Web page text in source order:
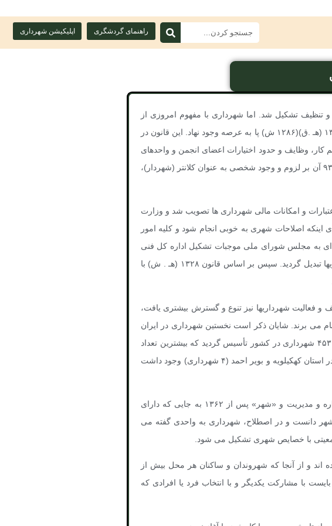
راهنمای گردشگری اپلیکیشن شهرداری
تنظیف تشکیل شد. اما شهرداری با مفهوم امروزی از
زمان تشکیل حکومت مشروطه (دوران قاجار) با تصویب قانون بلدیه مصوب ۲۰ ربیع الثانی ۱۳۲۵ (هـ .ق)(۱۲۸۶ ش) پا به عرصه وجود نهاد. این قانون در
کار، وظایف و حدود اختیارات اعضای انجمن و واحدهای
سازمانی تابعه، نحوه اعمال نظارت و مداخله حاکم را در امور بلدیه تعیین نموده بود و در ماده ۹۳ آن بر لزوم و وجود شخصی به عنوان کلانتر (شهردار)،
با افزایش اعتبارات و امکانات مالی شهرداری ها تصویب شد و وزارت
و در سال ۱۳۱۲ (هـ . ش) وزارت کشور برای اینکه اصلاحات شهری به خوبی انجام شود و کلیه امور
ای به مجلس شورای ملی موجبات تشکیل اداره کل فنی
را در وزارتخانه فراهم نمود و بعد از سال ۱۳۲۰ هـ . ش اداره مزبور به اداره کل امور شهرداریها تبدیل گردید. سپس بر اساس قانون ۱۳۲۸ (هـ . ش) با
و فعالیت شهرداریها نیز تنوع و گسترش بیشتری یافت،
می برند. شایان ذکر است نخستین شهرداری در ایران
در سال ۱۲۸۶ (هـ . ش) در تهران تأسیس گردیده و در مجموع تا پیش از انقلاب اسلامی تعداد ۴۵۳ شهرداری در کشور تأسیس گردید که بیشترین تعداد
شهرداری، در استانهای اصفهان و مازندران (هر کدام ۴۶ شهرداری) و کمترین تعداد شهرداری در استان کهکیلویه و بویر احمد (۴ شهرداری) وجود داشت
شهرداری از نظر لغوی از دو کلمه «شهر» و «داری» تشکیل گردیده که «داری» به معنی اداره و مدیریت و «شهر» پس از ۱۳۶۲ به جایی که دارای
شهر دانست و در اصطلاح، شهرداری به واحدی گفته می
با خصایص شهری تشکیل می شود.
و از آنجا که شهروندان و ساکنان هر محل بیش از
با مشارکت یکدیگر و با انتخاب فرد یا افرادی که